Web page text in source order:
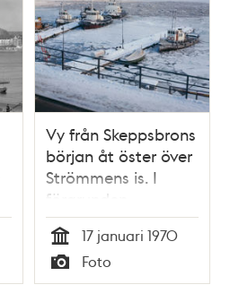
Vy från Skeppsbrons
början åt öster över
Strömmens is. I
förgrunden
bogserbåtarna
Brita, Tor, Bill och
Jarl vid Karl
Johansslussen
Tid
17 januari 1970
Typ
Foto